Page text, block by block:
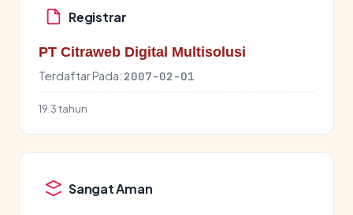
Registrar
PT Citraweb Digital Multisolusi
Terdaftar Pada: 2007-02-01
19.3 tahun
Sangat Aman